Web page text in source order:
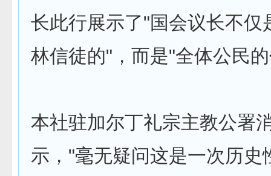
长此行展示了"国会议长不仅
林信徒的"，而是"全体公民
本社驻加尔丁礼宗主教公署
示，"毫无疑问这是一次历史